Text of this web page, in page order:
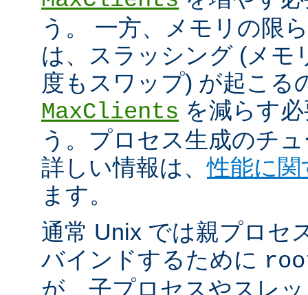
う。 一方、メモリの限
は、スラッシング (メモ
度もスワップ) が起こる
MaxClients を減らす
う。プロセス生成のチ
詳しい情報は、性能に
ます。
通常 Unix では親プロセ
バインドするために
が、子プロセスやスレ